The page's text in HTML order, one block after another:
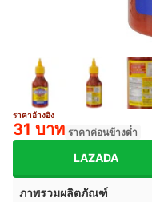
ราคาอ้างอิง
31 บาท ราคาค่อนข้างต่ำ
LAZADA
ภาพรวมผลิตภัณฑ์